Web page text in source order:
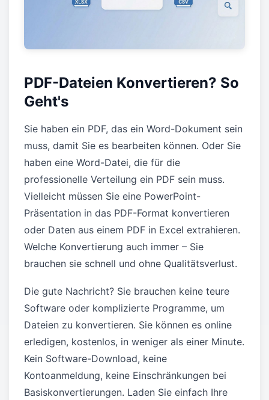
PDF-Dateien Konvertieren? So
Geht's
Sie haben ein PDF, das ein Word-Dokument sein
muss, damit Sie es bearbeiten können. Oder Sie
haben eine Word-Datei, die für die
professionelle Verteilung ein PDF sein muss.
Vielleicht müssen Sie eine PowerPoint-
Präsentation in das PDF-Format konvertieren
oder Daten aus einem PDF in Excel extrahieren.
Welche Konvertierung auch immer – Sie
brauchen sie schnell und ohne Qualitätsverlust.
Die gute Nachricht? Sie brauchen keine teure
Software oder komplizierte Programme, um
Dateien zu konvertieren. Sie können es online
erledigen, kostenlos, in weniger als einer Minute.
Kein Software-Download, keine
Kontoanmeldung, keine Einschränkungen bei
Basiskonvertierungen. Laden Sie einfach Ihre